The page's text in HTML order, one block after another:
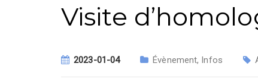
Visite
2023-01-04 Évènement, Infos